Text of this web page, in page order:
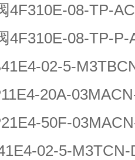
4F310E-08-TP-
4F310E-08-TP-P-
02-5-
20A-
50F-
02-5-M3TCN-